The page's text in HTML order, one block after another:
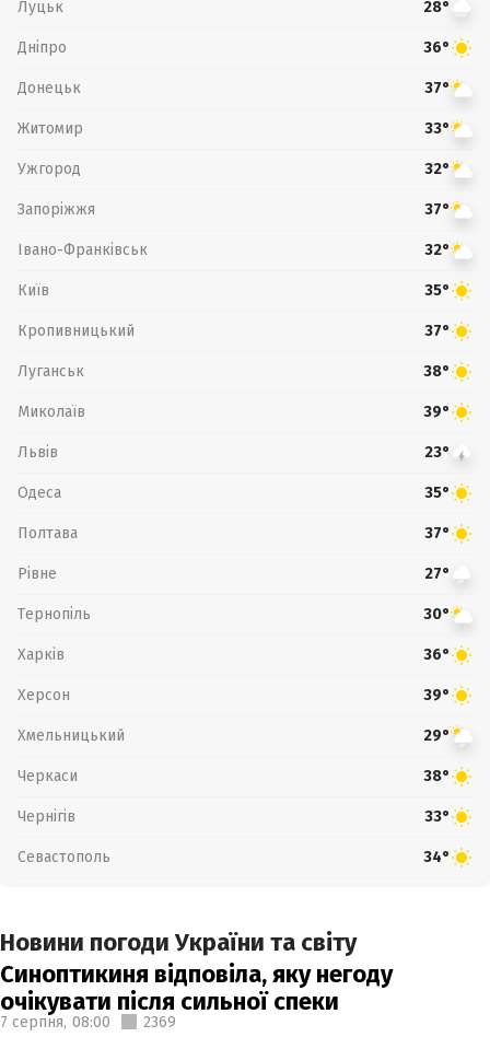
Луцьк 28°
Дніпро 36°
Донецьк 37°
Житомир 33°
Ужгород 32°
Запоріжжя 37°
Івано-Франківськ 32°
Київ 35°
Кропивницький 37°
Луганськ 38°
Миколаїв 39°
Львів 23°
Одеса 35°
Полтава 37°
Рівне 27°
Тернопіль 30°
Харків 36°
Херсон 39°
Хмельницький 29°
Черкаси 38°
Чернігів 33°
Севастополь 34°
Новини погоди України та світу
Синоптикиня відповіла, яку негоду
очікувати після сильної спеки
7 серпня, 08:00 2369